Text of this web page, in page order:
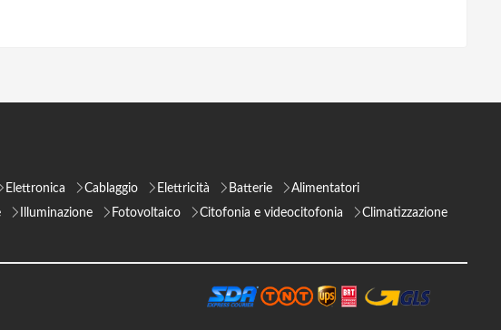
Elettronica Cablaggio Elettricità Batterie
Alimentatori
Illuminazione Fotovoltaico Citofonia e videocitofonia
Climatizzazione